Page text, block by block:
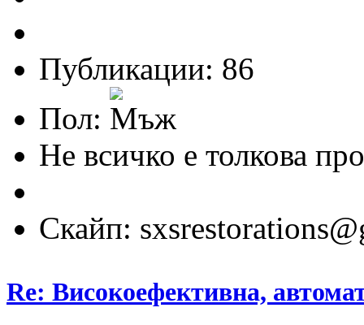
Публикации: 86
Пол:
Не всичко е толкова
Скайп:
Re: Високоефективна,